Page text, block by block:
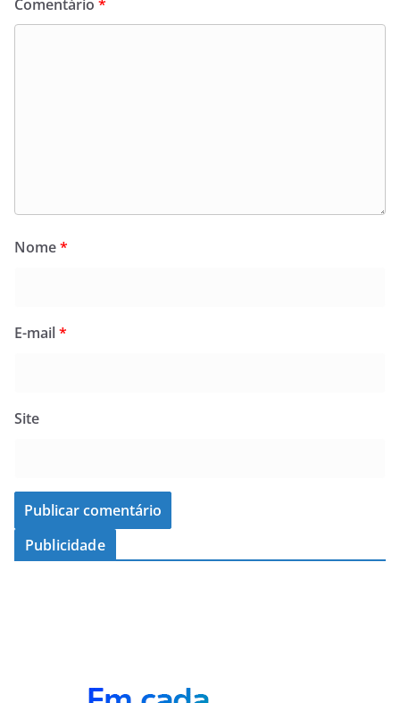
Comentário *
Nome*
E-mail*
Site
Publicidade